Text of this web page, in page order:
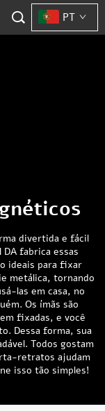
PT
divertida e fácil
fabrica essas
ideais para fixar
metálica, tornando
las em casa, no
Os ímãs são
fixadas, e você
Dessa forma, sua
Todos gostam
retratos ajudam
isso tão simples!